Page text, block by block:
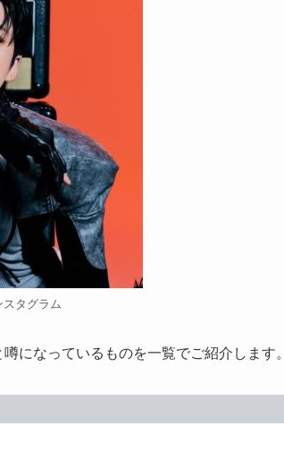
スタグラム
になっているものを一覧でご紹介します。